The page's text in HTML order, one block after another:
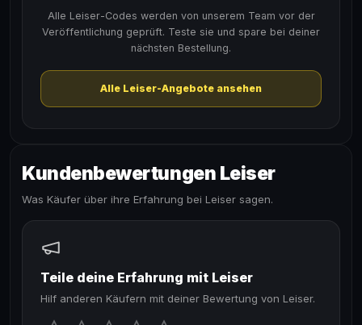
Alle Leiser-Codes werden von unserem Team vor der
Veröffentlichung geprüft. Teste sie und spare bei deiner
nächsten Bestellung.
Alle Leiser-Angebote ansehen
Kundenbewertungen Leiser
Was Käufer über ihre Erfahrung bei Leiser sagen.
Teile deine Erfahrung mit Leiser
Hilf anderen Käufern mit deiner Bewertung von Leiser.